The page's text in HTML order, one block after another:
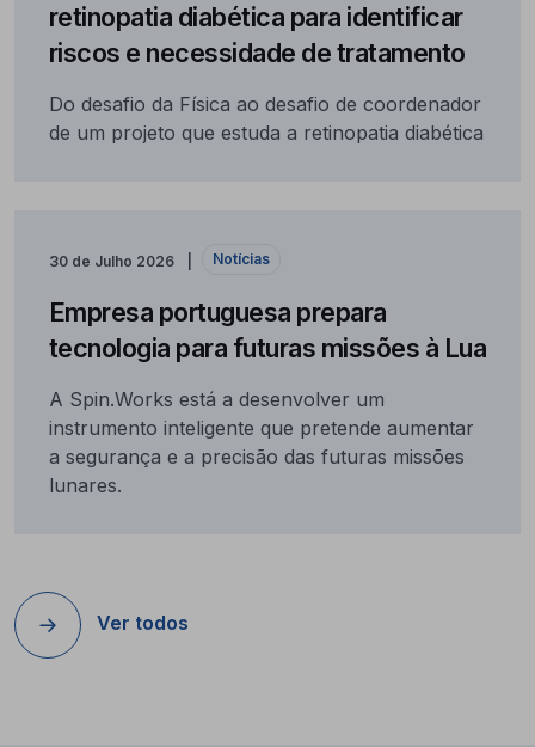
retinopatia diabética para identificar
riscos e necessidade de tratamento
Do desafio da Física ao desafio de coordenador
de um projeto que estuda a retinopatia diabética
30 de Julho 2026 Notícias
Empresa portuguesa prepara
tecnologia para futuras missões à Lua
A Spin.Works está a desenvolver um
instrumento inteligente que pretende aumentar
a segurança e a precisão das futuras missões
lunares.
Ver todos